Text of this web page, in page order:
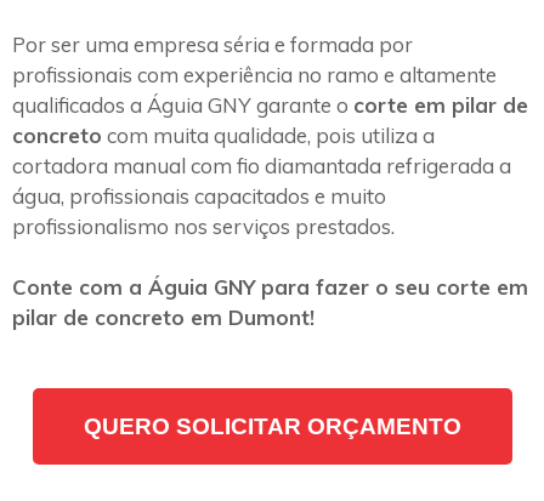
Por ser uma empresa séria e formada por
profissionais com experiência no ramo e altamente
qualificados a Águia GNY garante o corte em pilar de
concreto com muita qualidade, pois utiliza a
cortadora manual com fio diamantada refrigerada a
água, profissionais capacitados e muito
profissionalismo nos serviços prestados.
Conte com a Águia GNY para fazer o seu corte em
pilar de concreto em Dumont!
QUERO SOLICITAR ORÇAMENTO